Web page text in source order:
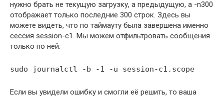
нужно брать не текущую загрузку, а предыдущую, а -n300
отображает только последние 300 строк. Здесь вы
можете видеть, что по таймауту была завершена именно
сессия session-c1. Мы можем отфильтровать сообщения
только по ней:
sudo journalctl -b -1 -u session-c1.scope
Если вы увидели ошибку и смогли её решить, то ваша